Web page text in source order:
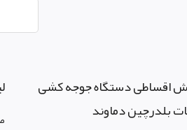
اقساطی دستگاه جوجه کشی
بلدرچین دماوند